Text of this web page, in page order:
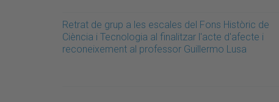
Retrat de grup a les escales del Fons Històric de
Ciència i Tecnologia al finalitzar l'acte d'afecte i
reconeixement al professor Guillermo Lusa